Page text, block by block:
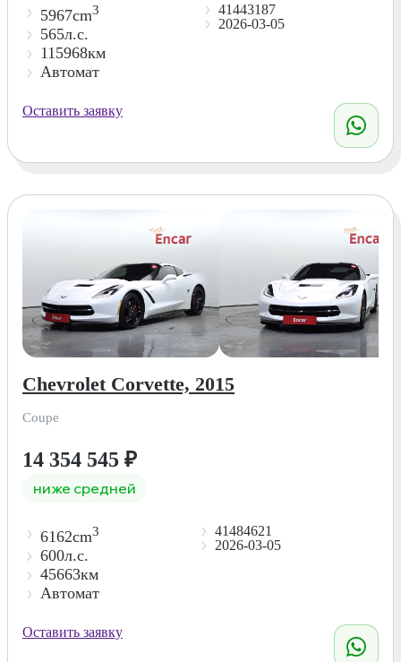
5967cm3
565л.с.
115968км
Автомат
41443187
2026-03-05
Оставить заявку
Chevrolet Corvette, 2015
Coupe
14 354 545 ₽
ниже средней
6162cm3
600л.с.
45663км
Автомат
41484621
2026-03-05
Оставить заявку